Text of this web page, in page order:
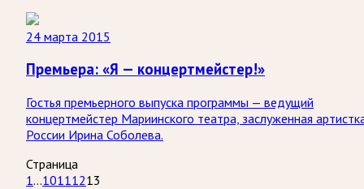
24 марта 2015
Премьера: «Я — концертмейстер!»
Гостья премьерного выпуска программы — ведущий
концертмейстер Мариинского театра, заслуженная
России Ирина Соболева.
Страница
1...10111213